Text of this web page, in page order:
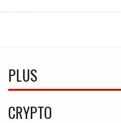
PLUS
CRYPTO